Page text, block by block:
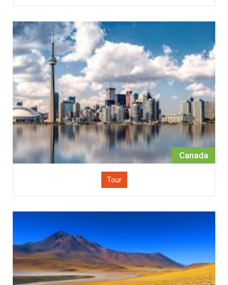
Canada
Tour